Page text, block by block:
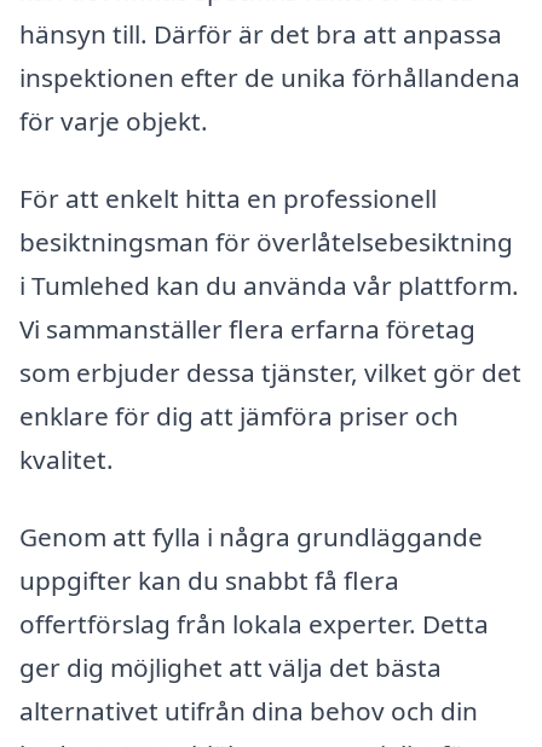
hänsyn till. Därför är det bra att anpassa
inspektionen efter de unika förhållandena
för varje objekt.
För att enkelt hitta en professionell
besiktningsman för överlåtelsebesiktning
i Tumlehed kan du använda vår plattform.
Vi sammanställer flera erfarna företag
som erbjuder dessa tjänster, vilket gör det
enklare för dig att jämföra priser och
kvalitet.
Genom att fylla i några grundläggande
uppgifter kan du snabbt få flera
offertförslag från lokala experter. Detta
ger dig möjlighet att välja det bästa
alternativet utifrån dina behov och din